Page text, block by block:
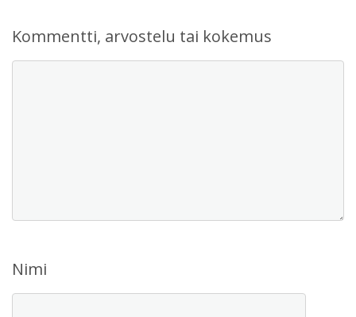
Kommentti, arvostelu tai kokemus
Nimi